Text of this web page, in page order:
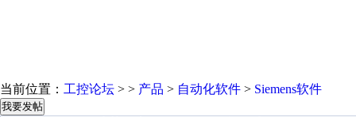
当前位置： 工控论坛 > > 产品 > 自动化软件 > Siemens软件
我要发帖